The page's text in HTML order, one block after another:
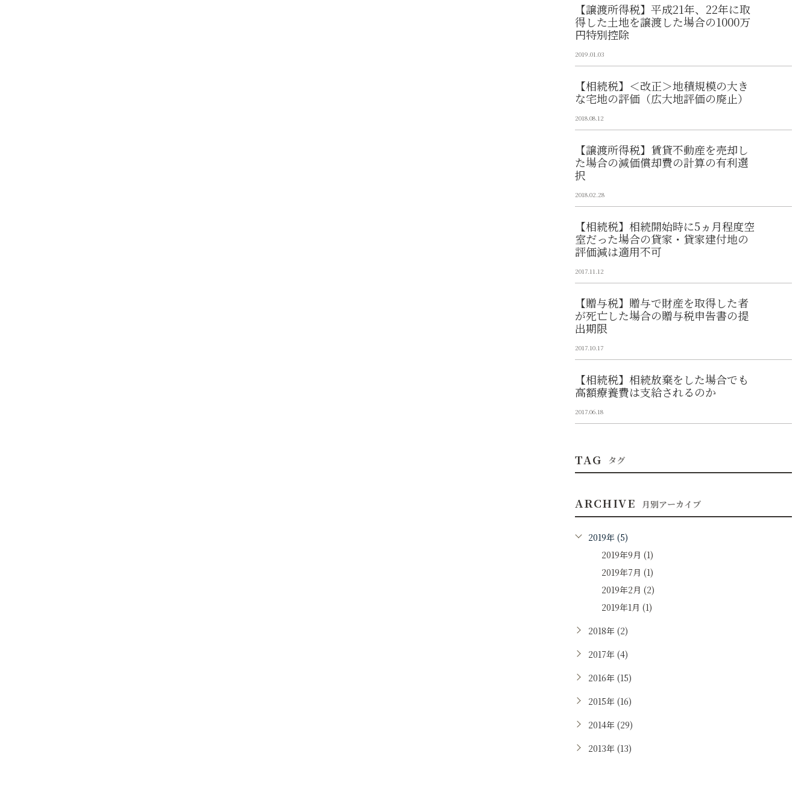
【譲渡所得税】平成21年、22年に取
得した土地を譲渡した場合の1000万
円特別控除
2019.01.03
【相続税】＜改正＞地積規模の大き
な宅地の評価（広大地評価の廃止）
2018.08.12
【譲渡所得税】賃貸不動産を売却し
た場合の減価償却費の計算の有利選
択
2018.02.28
【相続税】相続開始時に5ヵ月程度空
室だった場合の貸家・貸家建付地の
評価減は適用不可
2017.11.12
【贈与税】贈与で財産を取得した者
が死亡した場合の贈与税申告書の提
出期限
2017.10.17
【相続税】相続放棄をした場合でも
高額療養費は支給されるのか
2017.06.18
TAG タグ
ARCHIVE 月別アーカイブ
2019年 (5)
2019年9月 (1)
2019年7月 (1)
2019年2月 (2)
2019年1月 (1)
2018年 (2)
2017年 (4)
2016年 (15)
2015年 (16)
2014年 (29)
2013年 (13)